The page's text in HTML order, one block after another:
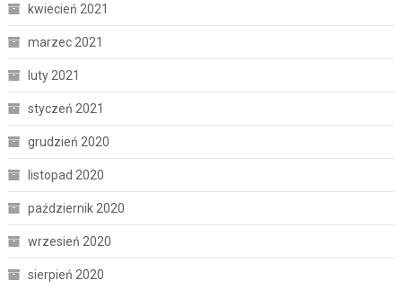
kwiecień 2021
marzec 2021
luty 2021
styczeń 2021
grudzień 2020
listopad 2020
październik 2020
wrzesień 2020
sierpień 2020